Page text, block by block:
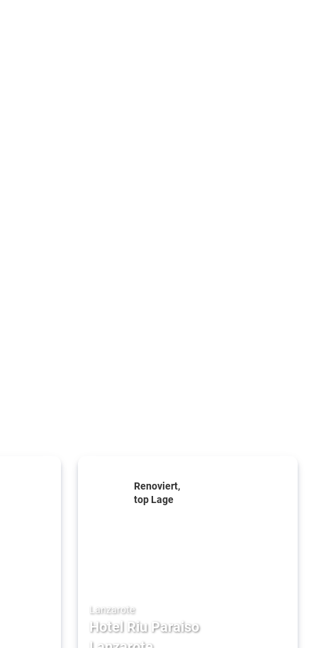
Renoviert,
top Lage
Lanzarote
Hotel Riu Paraiso